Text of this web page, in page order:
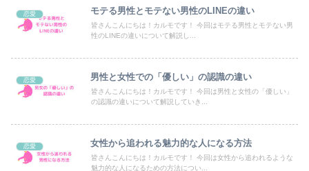
恋愛 モテる男性とモテない男性のLINEの違い
皆さんこんにちは！カルモです！ 今回はモテる男性とモテない男
性のLINEの違いについて解説し...
恋愛 男性と女性での「優しい」の認識の違い
皆さんこんにちは！カルモです！ 今回は男性と女性の「優しい」
の認識の違いについて解説していき...
恋愛 女性から追われる魅力的な人になる方法
皆さんこんにちは！カルモです！ 今回は女性から追われるような
魅力的な人になるための方法につい...